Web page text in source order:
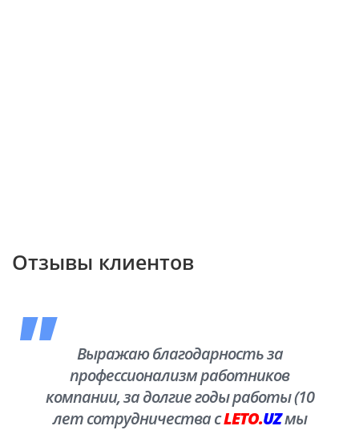
Отзывы клиентов
Выражаю благодарность за
профессионализм работников
компании, за долгие годы работы (10
лет сотрудничества сLETO.UZмы